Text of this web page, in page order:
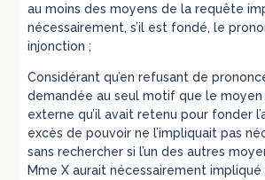
au moins des moyens de la requête
nécessairement, s’il est fondé, le
injonction ;
Considérant qu’en refusant de
demandée au seul motif que le
externe qu’il avait retenu pour fonder
excès de pouvoir ne l’impliquait pas
sans rechercher si l’un des autres
Mme X aurait nécessairement impliqué